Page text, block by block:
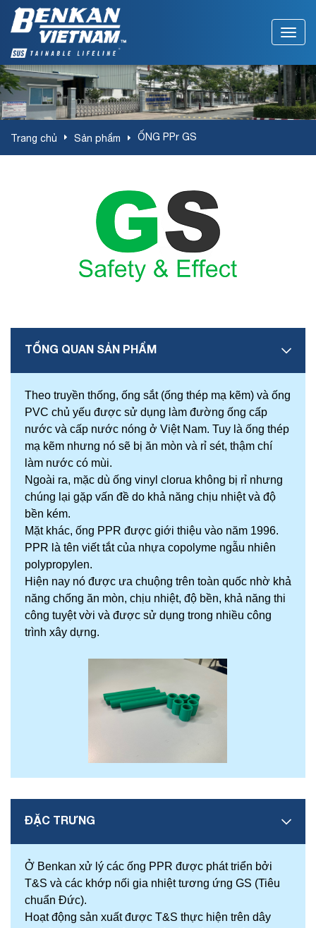
Trang chủ Sản phẩm ỐNG PPr GS
TỔNG QUAN SẢN PHẨM
Theo truyền thống, ống sắt (ống thép mạ kẽm) và ống
PVC chủ yếu được sử dụng làm đường ống cấp
nước và cấp nước nóng ở Việt Nam. Tuy là ống thép
mạ kẽm nhưng nó sẽ bị ăn mòn và rỉ sét, thậm chí
làm nước có mùi.
Ngoài ra, mặc dù ống vinyl clorua không bị rỉ nhưng
chúng lại gặp vấn đề do khả năng chịu nhiệt và độ
bền kém.
Mặt khác, ống PPR được giới thiệu vào năm 1996.
PPR là tên viết tắt của nhựa copolyme ngẫu nhiên
polypropylen.
Hiện nay nó được ưa chuộng trên toàn quốc nhờ khả
năng chống ăn mòn, chịu nhiệt, độ bền, khả năng thi
công tuyệt vời và được sử dụng trong nhiều công
trình xây dựng.
ĐẶC TRƯNG
Ở Benkan xử lý các ống PPR được phát triển bởi
T&S và các khớp nối gia nhiệt tương ứng GS (Tiêu
chuẩn Đức).
Hoạt động sản xuất được T&S thực hiện trên dây